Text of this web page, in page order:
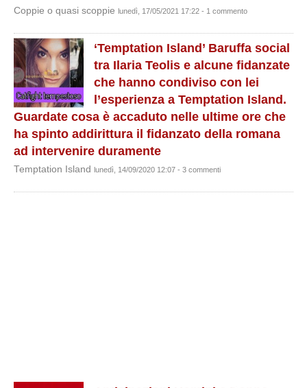
Coppie o quasi scoppie lunedì, 17/05/2021 17:22 - 1 commento
‘Temptation Island’ Baruffa social
tra Ilaria Teolis e alcune fidanzate
che hanno condiviso con lei
l’esperienza a Temptation Island.
Guardate cosa è accaduto nelle ultime ore che
ha spinto addirittura il fidanzato della romana
ad intervenire duramente
Temptation Island lunedì, 14/09/2020 12:07 - 3 commenti